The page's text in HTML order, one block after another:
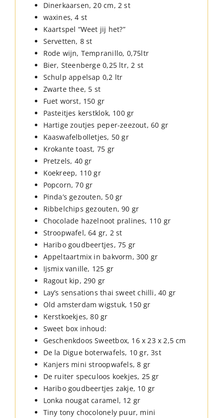
Dinerkaarsen, 20 cm, 2 st
waxines, 4 st
Kaartspel “Weet jij het?”
Servetten, 8 st
Rode wijn, Tempranillo, 0,75ltr
Bier, Steenberge 0,25 ltr, 2 st
Schulp appelsap 0,2 ltr
Zwarte thee, 5 st
Fuet worst, 150 gr
Pasteitjes kerstklok, 100 gr
Hartige zoutjes peper-zeezout, 60 gr
Kaaswafelbolletjes, 50 gr
Krokante toast, 75 gr
Pretzels, 40 gr
Koekreep, 110 gr
Popcorn, 70 gr
Pinda’s gezouten, 50 gr
Ribbelchips gezouten, 90 gr
Chocolade hazelnoot pralines, 110 gr
Stroopwafel, 64 gr, 2 st
Haribo goudbeertjes, 75 gr
Appeltaartmix in bakvorm, 300 gr
Ijsmix vanille, 125 gr
Ragout kip, 290 gr
Lay’s sensations thai sweet chilli, 40 gr
Old amsterdam wigstuk, 150 gr
Kerstkoekjes, 80 gr
Sweet box inhoud:
Geschenkdoos Sweetbox, 16 x 23 x 2,5 cm
De la Digue boterwafels, 10 gr, 3st
Kanjers mini stroopwafels, 8 gr
De ruiter speculoos koekjes, 25 gr
Haribo goudbeertjes zakje, 10 gr
Lonka nougat caramel, 12 gr
Tiny tony chocolonely puur, mini